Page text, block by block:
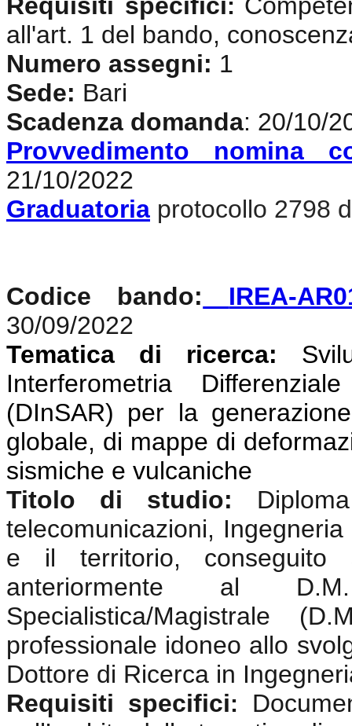
:
all'art. 1 del bando,
Numero assegni: 1
Sede: Bari
Scadenza domanda: 20/10/
Provvedimento nomina
21/10/2022
Graduatoria protocollo 2798
Codice bando:
IREA-
30/09/2022
Tematica di ricerca:
Interferometria
(DInSAR) per la
globale, di mappe di
sismiche e vulcaniche
Titolo di studio:
telecomunicazioni,
e il territorio, conseguito
anteriormente al
Specialistica/Magistrale
professionale idoneo allo
Dottore di Ricerca in
Requisiti specifici: